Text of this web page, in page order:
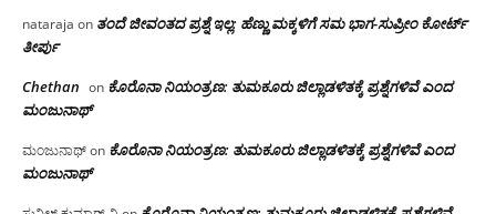
nataraja on ತಂದೆ ಜೀವಂತದ ಪ್ರಶ್ನೆ ಇಲ್ಲ: ಹೆಣ್ಣು ಮಕ್ಕಳಿಗೆ ಸಮ ಭಾಗ-ಸುಪ್ರೀಂ ಕೋರ್ಟ್
ತೀರ್ಪು
Chethan on ಕೊರೊನಾ ನಿಯಂತ್ರಣ: ತುಮಕೂರು ಜಿಲ್ಲಾಡಳಿತಕ್ಕೆ ಪ್ರಶ್ನೆಗಳಿವೆ ಎಂದ
ಮಂಜು‌ನಾಥ್
ಮಂಜುನಾಥ್on ಕೊರೊನಾ ನಿಯಂತ್ರಣ: ತುಮಕೂರು ಜಿಲ್ಲಾಡಳಿತಕ್ಕೆ ಪ್ರಶ್ನೆಗಳಿವೆ ಎಂದ
ಮಂಜು‌ನಾಥ್